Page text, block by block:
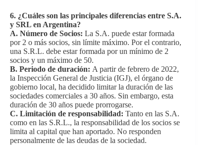
6. ¿Cuáles son las principales diferencias entre S.A.
y SRL en Argentina?
A. Número de Socios: La S.A. puede estar formada
por 2 o más socios, sin límite máximo. Por el contrario,
una S.R.L. debe estar formada por un mínimo de 2
socios y un máximo de 50.
B. Periodo de duración: A partir de febrero de 2022,
la Inspección General de Justicia (IGJ), el órgano de
gobierno local, ha decidido limitar la duración de las
sociedades comerciales a 30 años. Sin embargo, esta
duración de 30 años puede prorrogarse.
C. Limitación de responsabilidad: Tanto en las S.A.
como en las S.R.L., la responsabilidad de los socios se
limita al capital que han aportado. No responden
personalmente de las deudas de la sociedad.